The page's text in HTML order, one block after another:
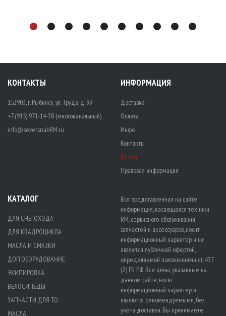
КОНТАКТЫ
152903, г. Рыбинск, ул. Труда, д. 99
+7 (915) 971-14-38 (многоканальный)
info@seversnabRM.ru
ИНФОРМАЦИЯ
Доставка
Оплата
Инфо
Контакты
Оптом
Правовая информация
КАТАЛОГ
ДЛЯ СНЕГОХОДА
ДЛЯ КВАДРОЦИКЛА
МАСЛА И СМАЗКИ
ДОП.ОБОРУДОВАНИЕ
ЭКИПИРОВКА
ВЕЛОСИПЕДЫ
ЗАПЧАСТИ ДЛЯ ТО
МАСЛА
Вся представленная на сайте
информация, касающаяся техники
RM, сервисного обслуживания,
запчастей и аксессуаров, носит
информационный характер и не
является публичной офертой,
определяемой положениями ст. 437
(2) ГК РФ. Все цены, указанные на
данном сайте, носят
информационный характер и
являются рекомендуемыми, без
учета доставки. Вы принимаете